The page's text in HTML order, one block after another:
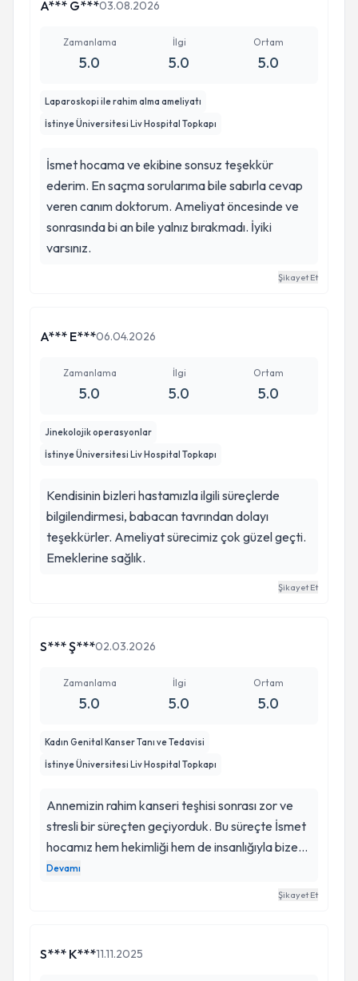
A*** G***03.08.2026
Zamanlama
5.0
İlgi
5.0
Ortam
5.0
Laparoskopi ile rahim alma ameliyatı
İstinye Üniversitesi Liv Hospital Topkapı
İsmet hocama ve ekibine sonsuz teşekkür
ederim. En saçma sorularıma bile sabırla cevap
veren canım doktorum. Ameliyat öncesinde ve
sonrasında bi an bile yalnız bırakmadı. İyiki
varsınız.
Şikayet Et
A*** E***06.04.2026
Zamanlama
5.0
İlgi
5.0
Ortam
5.0
Jinekolojik operasyonlar
İstinye Üniversitesi Liv Hospital Topkapı
Kendisinin bizleri hastamızla ilgili süreçlerde
bilgilendirmesi, babacan tavrından dolayı
teşekkürler. Ameliyat sürecimiz çok güzel geçti.
Emeklerine sağlık.
Şikayet Et
S*** Ş***02.03.2026
Zamanlama
5.0
İlgi
5.0
Ortam
5.0
Kadın Genital Kanser Tanı ve Tedavisi
İstinye Üniversitesi Liv Hospital Topkapı
Annemizin rahim kanseri teşhisi sonrası zor ve
stresli bir süreçten geçiyorduk. Bu süreçte İsmet
hocamız hem hekimliği hem de insanlığıyla bize
büyük güven verdi. Yapılan Histerektomi
ameliyatı öncesinde ve sonrasında her sorumuzu
takdire değer. Böyle zor bir süreçte yanımızda
Devamı
Şikayet Et
S*** K***11.11.2025